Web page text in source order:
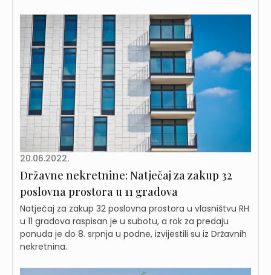
20.06.2022.
Državne nekretnine: Natječaj za zakup 32
poslovna prostora u 11 gradova
Natječaj za zakup 32 poslovna prostora u vlasništvu RH
u 11 gradova raspisan je u subotu, a rok za predaju
ponuda je do 8. srpnja u podne, izvijestili su iz Državnih
nekretnina.